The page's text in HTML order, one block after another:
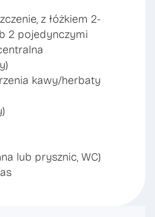
z łóżkiem 2-
2 pojedynczymi
kawy/herbaty
lub prysznic, WC)